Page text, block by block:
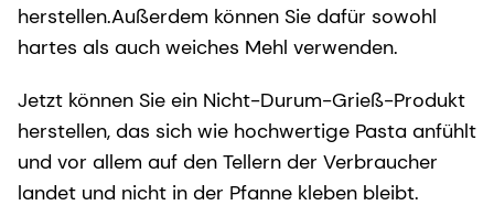
herstellen.Außerdem können Sie dafür sowohl
hartes als auch weiches Mehl verwenden.
Jetzt können Sie ein Nicht-Durum-Grieß-Produkt
herstellen, das sich wie hochwertige Pasta anfühlt
und vor allem auf den Tellern der Verbraucher
landet und nicht in der Pfanne kleben bleibt.